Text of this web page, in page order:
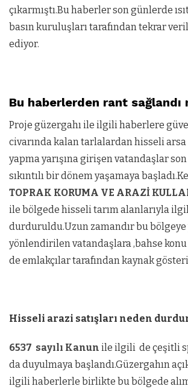
çıkarmıştı.Bu haberler son günlerde
basın kuruluşları tarafından tekrar
ediyor.
Bu haberlerden rant sağlandı
Proje güzergahı ile ilgili haberlere
civarında kalan tarlalardan hisseli arsa
yapma yarışına girişen vatandaşlar
sıkıntılı bir dönem yaşamaya
TOPRAK KORUMA VE ARAZİ
ile bölgede hisseli tarım alanlarıyla
durduruldu.Uzun zamandır bu bölgeye
yönlendirilen vatandaşlara ,bahse
de emlakçılar tarafından kaynak
Hisseli arazi satışları neden
6537 sayılı Kanun ile ilgili de çeşitli
da duyulmaya başlandı.Güzergahın
ilgili haberlerle birlikte bu bölgede